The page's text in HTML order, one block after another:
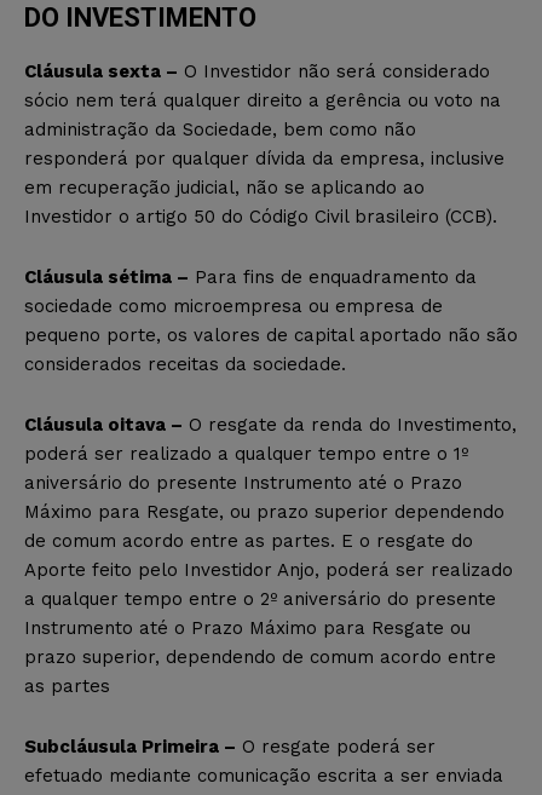
DO INVESTIMENTO
Cláusula sexta – O Investidor não será considerado
sócio nem terá qualquer direito a gerência ou voto na
administração da Sociedade, bem como não
responderá por qualquer dívida da empresa, inclusive
em recuperação judicial, não se aplicando ao
Investidor o artigo 50 do Código Civil brasileiro (CCB).
Cláusula sétima – Para fins de enquadramento da
sociedade como microempresa ou empresa de
pequeno porte, os valores de capital aportado não são
considerados receitas da sociedade.
Cláusula oitava – O resgate da renda do Investimento,
poderá ser realizado a qualquer tempo entre o 1º
aniversário do presente Instrumento até o Prazo
Máximo para Resgate, ou prazo superior dependendo
de comum acordo entre as partes. E o resgate do
Aporte feito pelo Investidor Anjo, poderá ser realizado
a qualquer tempo entre o 2º aniversário do presente
Instrumento até o Prazo Máximo para Resgate ou
prazo superior, dependendo de comum acordo entre
as partes
Subcláusula Primeira – O resgate poderá ser
efetuado mediante comunicação escrita a ser enviada